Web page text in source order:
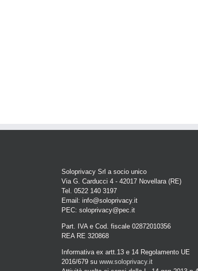
Soloprivacy Srl a socio unico
Via G. Carducci 4 - 42017 Novellara (RE)
Tel. 0522 140 3197
Email: info@soloprivacy.it
PEC: soloprivacy@pec.it
Part. IVA e Cod. fiscale 02872010356
REA RE 320868
Informativa ex artt.13 e 14 Regolamento UE
2016/679 su www.soloprivacy.it